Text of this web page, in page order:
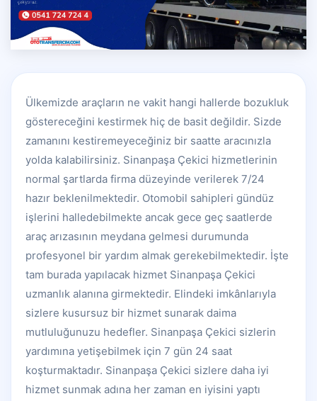
Ülkemizde araçların ne vakit hangi hallerde bozukluk
göstereceğini kestirmek hiç de basit değildir. Sizde
zamanını kestiremeyeceğiniz bir saatte aracınızla
yolda kalabilirsiniz. Sinanpaşa Çekici hizmetlerinin
normal şartlarda firma düzeyinde verilerek 7/24
hazır beklenilmektedir. Otomobil sahipleri gündüz
işlerini halledebilmekte ancak gece geç saatlerde
araç arızasının meydana gelmesi durumunda
profesyonel bir yardım almak gerekebilmektedir. İşte
tam burada yapılacak hizmet Sinanpaşa Çekici
uzmanlık alanına girmektedir. Elindeki imkânlarıyla
sizlere kusursuz bir hizmet sunarak daima
mutluluğunuzu hedefler. Sinanpaşa Çekici sizlerin
yardımına yetişebilmek için 7 gün 24 saat
koşturmaktadır. Sinanpaşa Çekici sizlere daha iyi
hizmet sunmak adına her zaman en iyisini yaptı